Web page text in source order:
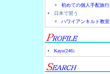
初めての個人手配旅行
日本で習う
ハワイアンキルト教室
Kayo(246)